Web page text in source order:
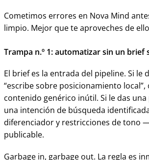
Cometimos errores en Nova Mind
limpio. Mejor que te aproveches de
Trampa n.º 1: automatizar sin un brief
El brief es la entrada del pipeline. Si le
“escribe sobre posicionamiento
contenido genérico inútil. Si le das
una intención de búsqueda
diferenciador y restricciones de tono
publicable.
Garbage in, garbage out. La regla es